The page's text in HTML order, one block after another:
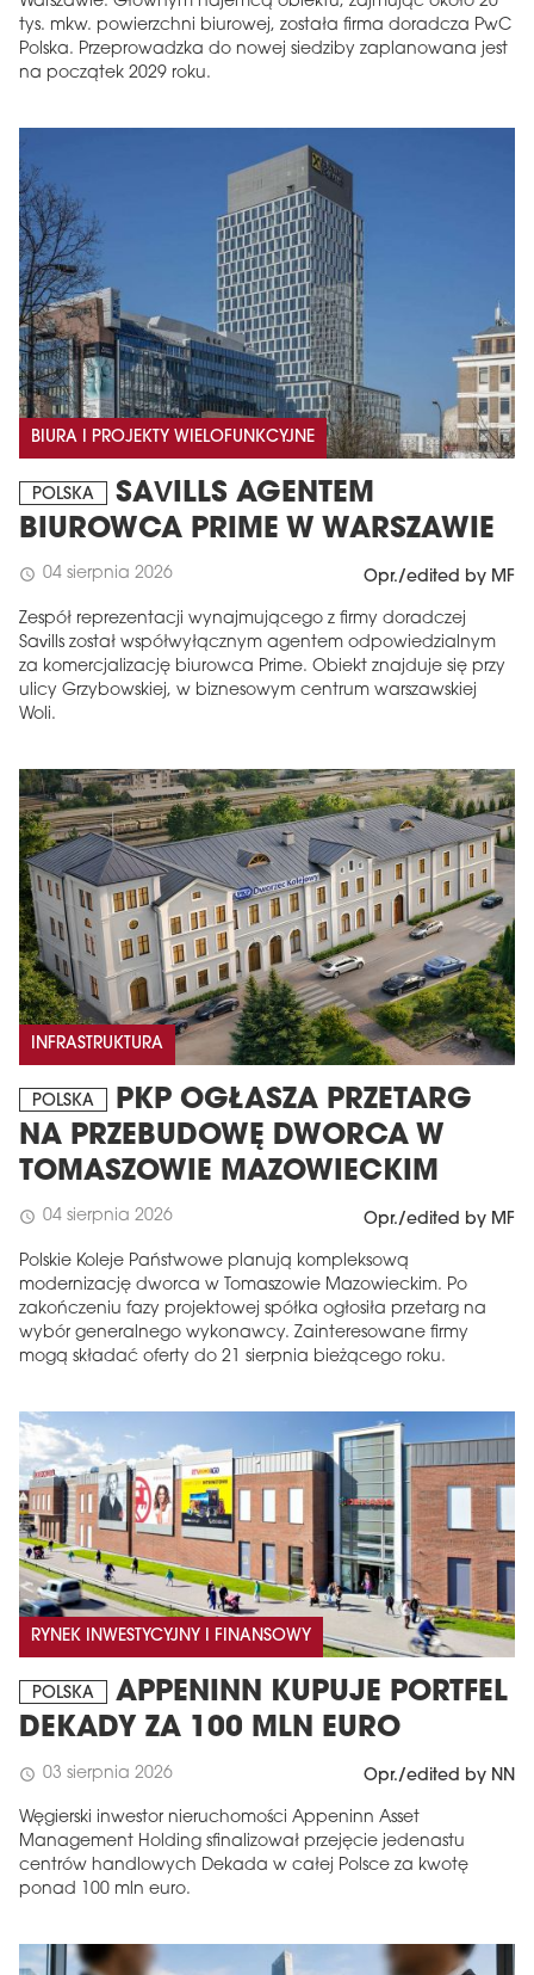
tys. mkw. powierzchni biurowej, została firma doradcza PwC
Polska. Przeprowadzka do nowej siedziby zaplanowana jest
na początek 2029 roku.
BIURA I PROJEKTY WIELOFUNKCYJNE
POLSKA
SAVILLS AGENTEM
BIUROWCA PRIME W WARSZAWIE
schedule 04 sierpnia 2026 Opr./edited by MF
Zespół reprezentacji wynajmującego z firmy doradczej
Savills został współwyłącznym agentem odpowiedzialnym
za komercjalizację biurowca Prime. Obiekt znajduje się przy
ulicy Grzybowskiej, w biznesowym centrum warszawskiej
Woli.
INFRASTRUKTURA
POLSKA
PKP OGŁASZA PRZETARG
NA PRZEBUDOWĘ DWORCA W
TOMASZOWIE MAZOWIECKIM
schedule 04 sierpnia 2026 Opr./edited by MF
Polskie Koleje Państwowe planują kompleksową
modernizację dworca w Tomaszowie Mazowieckim. Po
zakończeniu fazy projektowej spółka ogłosiła przetarg na
wybór generalnego wykonawcy. Zainteresowane firmy
mogą składać oferty do 21 sierpnia bieżącego roku.
RYNEK INWESTYCYJNY I FINANSOWY
POLSKA
APPENINN KUPUJE PORTFEL
DEKADY ZA 100 MLN EURO
schedule 03 sierpnia 2026 Opr./edited by NN
Węgierski inwestor nieruchomości Appeninn Asset
Management Holding sfinalizował przejęcie jedenastu
centrów handlowych Dekada w całej Polsce za kwotę
ponad 100 mln euro.